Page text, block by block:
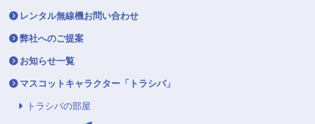
レンタル無線機お問い合わせ
弊社へのご提案
お知らせ一覧
マスコットキャラクター「トラシバ」
トラシバの部屋